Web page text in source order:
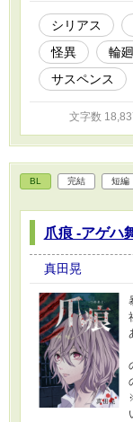
シリアス
怪異
輪廻
サスペンス
文字数
BL 完結 短編
爪痕 -アゲハ
真田晃